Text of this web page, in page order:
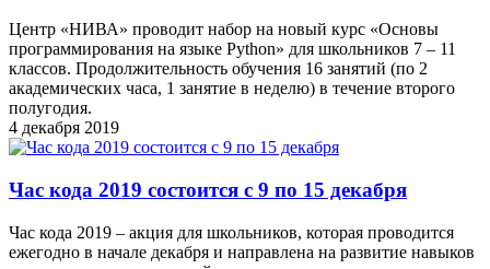
Центр «НИВА» проводит набор на новый курс «Основы
программирования на языке Python» для школьников 7 – 11
классов. Продолжительность обучения 16 занятий (по 2
академических часа, 1 занятие в неделю) в течение второго
полугодия.
4 декабря 2019
Час кода 2019 состоится с 9 по 15 декабря
Час кода 2019 – акция для школьников, которая проводится
ежегодно в начале декабря и направлена на развитие навыков